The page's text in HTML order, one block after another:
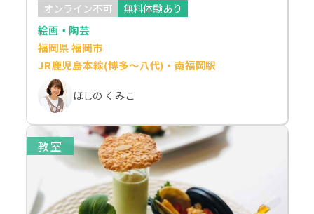
オンライン不可
無料体験あり
絵画・陶芸
福岡県 福岡市
JR鹿児島本線(博多～八代)・南福岡駅
ほしの くみこ
教室